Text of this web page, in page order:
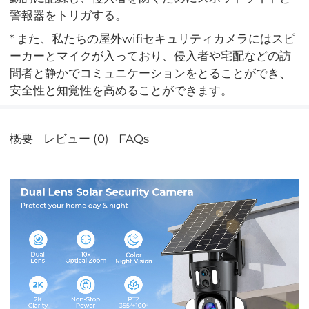
警報器をトリガする。
* また、私たちの屋外wifiセキュリティカメラにはスピ
ーカーとマイクが入っており、侵入者や宅配などの訪
問者と静かでコミュニケーションをとることができ、
安全性と知覚性を高めることができます。
概要 レビュー (0) FAQs